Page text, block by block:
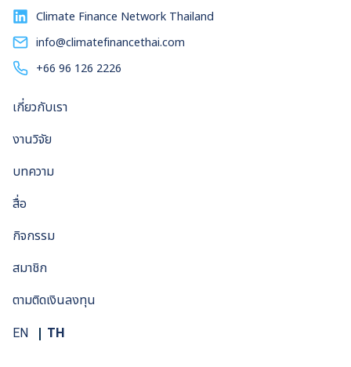
Climate Finance Network Thailand
info@climatefinancethai.com
+66 96 126 2226
เกี่ยวกับเรา
งานวิจัย
บทความ
สื่อ
กิจกรรม
สมาชิก
ตามติดเงินลงทุน
EN TH